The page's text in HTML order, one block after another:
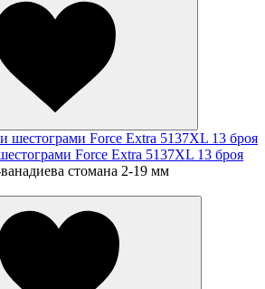
Force Extra 5137XL 13 броя
стомана 2-19 мм